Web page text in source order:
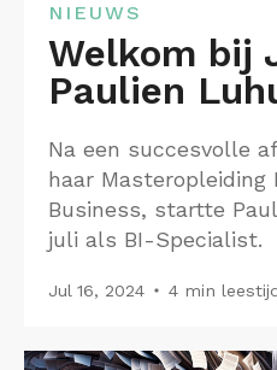
NIEUWS
Welkom bij
Paulien
Na een succesvolle
haar Masteropleiding
Business, startte
juli als BI-Specialist.
Jul 16, 2024 4 min